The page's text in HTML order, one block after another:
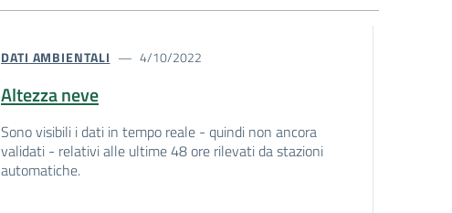
DATI AMBIENTALI 4/10/2022
Altezza neve
Sono visibili i dati in tempo reale - quindi non ancora
validati - relativi alle ultime 48 ore rilevati da stazioni
automatiche.